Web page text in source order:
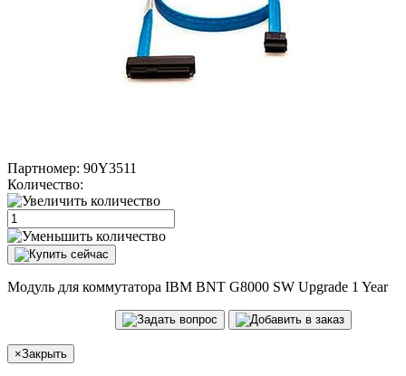
Партномер: 90Y3511
Количество:
Модуль для коммутатора IBM BNT G8000 SW Upgrade 1 Year
×Закрыть